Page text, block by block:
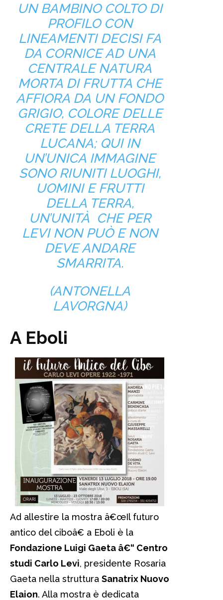
UN BAMBINO COLTO DI
PROFILO CON
LINEAMENTI DECISI FA
DA CORNICE AD UNA
CENTRALE NATURA
MORTA DI FRUTTA CHE
AFFIORA DA UN FONDO
GRIGIO, COLORE DELLE
CRETE DELLA TERRA
LUCANA; QUI IN
UN’UNICA IMMAGINE
SONO RIUNITI LUOGHI,
UOMINI E FRUTTI
DELLA TERRA,
UN’UNITÀ CHE PER
LEVI NON PUÒ E NON
DEVE ANDARE
SMARRITA.
(ANTONELLA
LAVORGNA)
A Eboli
Ad allestire la mostra â€œIl futuro
antico del ciboâ€ a Eboli è la
Fondazione Luigi Gaeta â€“ Centro
studi Carlo Levi, presidente Rosaria
Gaeta nella struttura Sanatrix Nuovo
Elaion. Alla mostra è dedicata